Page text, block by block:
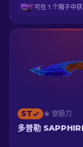
可在 1 个箱子中
ST ★ 穿肠刀
多普勒